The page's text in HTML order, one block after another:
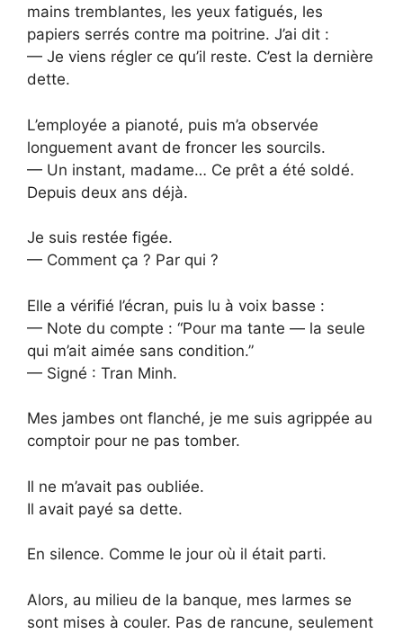
mains tremblantes, les yeux fatigués, les
papiers serrés contre ma poitrine. J’ai dit :
— Je viens régler ce qu’il reste. C’est la dernière
dette.
L’employée a pianoté, puis m’a observée
longuement avant de froncer les sourcils.
— Un instant, madame… Ce prêt a été soldé.
Depuis deux ans déjà.
Je suis restée figée.
— Comment ça ? Par qui ?
Elle a vérifié l’écran, puis lu à voix basse :
— Note du compte : “Pour ma tante — la seule
qui m’ait aimée sans condition.”
— Signé : Tran Minh.
Mes jambes ont flanché, je me suis agrippée au
comptoir pour ne pas tomber.
Il ne m’avait pas oubliée.
Il avait payé sa dette.
En silence. Comme le jour où il était parti.
Alors, au milieu de la banque, mes larmes se
sont mises à couler. Pas de rancune, seulement